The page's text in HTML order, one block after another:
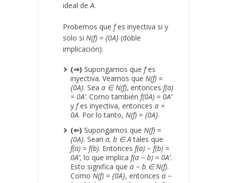
ideal deA.
Probemos que fes inyectiva si y
solo si N(f) = {0A} (doble
implicación):
(⇒) Supongamos que fes
inyectiva. Veamos que N(f) =
{0A}. Sea a ∈ N(f), entonces f(a)
= 0A’. Como también f(0A) = 0A’
y fes inyectiva, entonces a =
0A. Por lo tanto, N(f) = {0A}.
(⇐) Supongamos que N(f) =
{0A}. Sean a, b ∈ A tales que
f(a) = f(b). Entonces f(a) − f(b) =
0A’, lo que implica f(a − b) = 0A’.
Esto significa que a − b ∈ N(f).
Como N(f) = {0A}, entonces a −